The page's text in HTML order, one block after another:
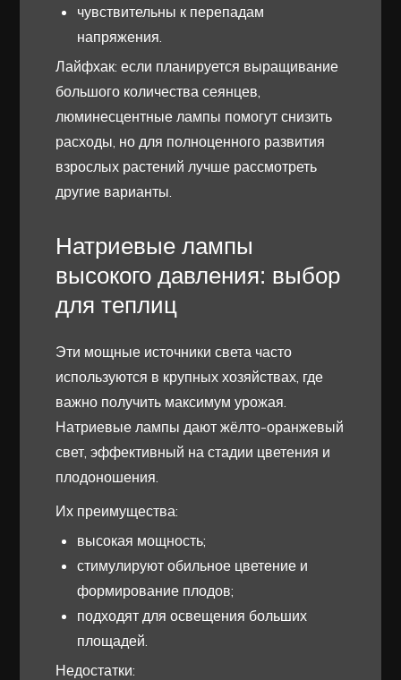
чувствительны к перепадам
напряжения.
Лайфхак: если планируется выращивание
большого количества сеянцев,
люминесцентные лампы помогут снизить
расходы, но для полноценного развития
взрослых растений лучше рассмотреть
другие варианты.
Натриевые лампы
высокого давления: выбор
для теплиц
Эти мощные источники света часто
используются в крупных хозяйствах, где
важно получить максимум урожая.
Натриевые лампы дают жёлто-оранжевый
свет, эффективный на стадии цветения и
плодоношения.
Их преимущества:
высокая мощность;
стимулируют обильное цветение и
формирование плодов;
подходят для освещения больших
площадей.
Недостатки: